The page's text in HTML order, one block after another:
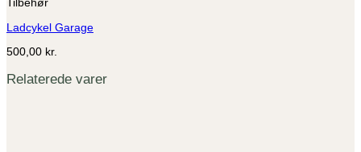
Tilbehør
Ladcykel Garage
500,00 kr.
Relaterede varer